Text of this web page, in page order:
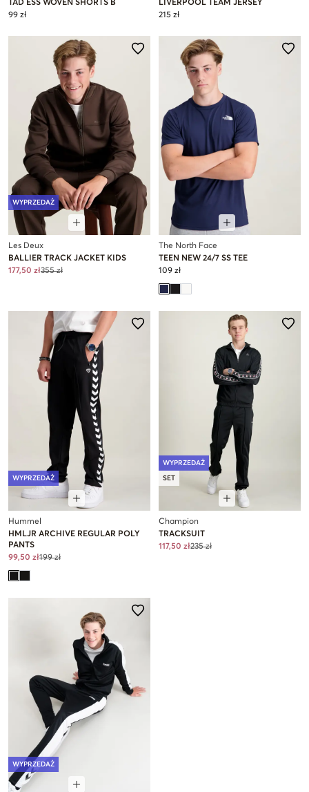
TAD ESS WOVEN SHORTS B
99 zł
LIVERPOOL TEAM JERSEY
215 zł
WYPRZEDAŻ
Les Deux
BALLIER TRACK JACKET KIDS
177,50 zł355 zł
The North Face
TEEN NEW 24/7 SS TEE
109 zł
WYPRZEDAŻ
Hummel
HMLJR ARCHIVE REGULAR POLY
PANTS
99,50 zł199 zł
WYPRZEDAŻ
SET
Champion
TRACKSUIT
117,50 zł235 zł
WYPRZEDAŻ